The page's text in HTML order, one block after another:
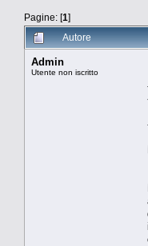
Pagine: [1]
Autore
Admin
Utente non iscritto